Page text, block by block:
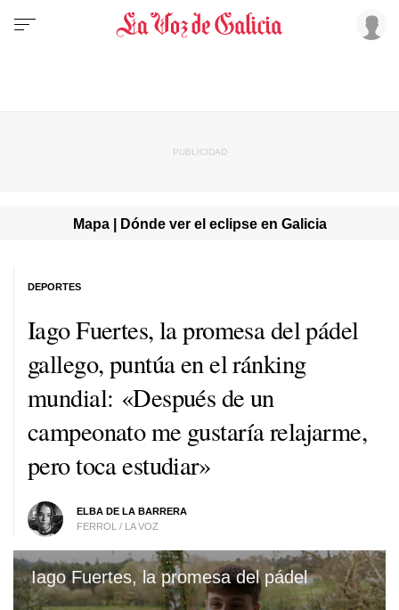
Mapa | Dónde ver el eclipse en Galicia
Iago Fuertes, la promesa del pádel
gallego, puntúa en el ránking
mundial: «Después de un
campeonato me gustaría relajarme,
pero toca estudiar»
ELBA DE LA BARRERA
FERROL / LA VOZ
DEPORTES
Iago Fuertes, la promesa del pádel